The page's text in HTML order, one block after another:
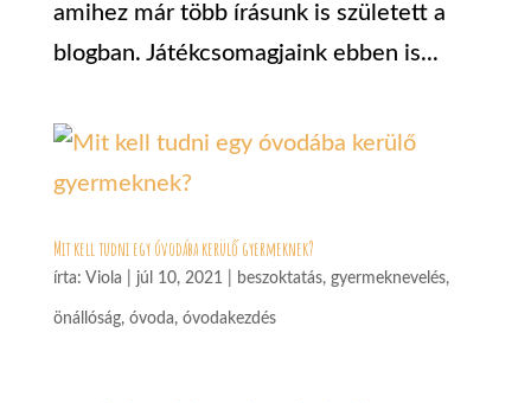
amihez már több írásunk is született a
blogban. Játékcsomagjaink ebben is...
Mit kell tudni egy óvodába kerülő gyermeknek?
írta: Viola júl 10, 2021 beszoktatás, gyermeknevelés,
önállóság, óvoda, óvodakezdés